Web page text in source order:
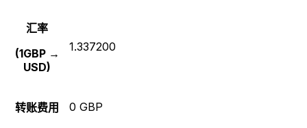
汇率
(1GBP →
USD)
1.337200
转账费用 0 GBP